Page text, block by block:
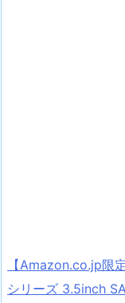
【Amazon.co.jp限
シリーズ 3.5inch